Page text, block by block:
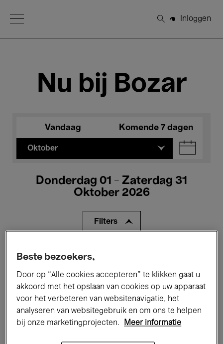
Open Menu
Zoeken
Inloggen
Nu bij Bozar
Vandaag Komende 7 dagen
Oktober
Donderdag 01 - Zaterdag 31
Oktober 2026
Filters
Alle evenementen
Tentoonstellingen Films
Performances Lezingen & Debatten
Jazz Klassieke Muziek Global Music
Beste bezoekers,
Door op “Alle cookies accepteren” te klikken gaat u
akkoord met het opslaan van cookies op uw apparaat
voor het verbeteren van websitenavigatie, het
analyseren van websitegebruik en om ons te helpen
bij onze marketingprojecten.
Meer informatie